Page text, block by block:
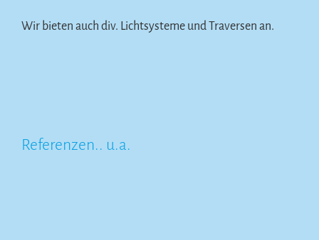
Wir bieten auch div. Lichtsysteme und Traversen an.
Referenzen.. u.a.